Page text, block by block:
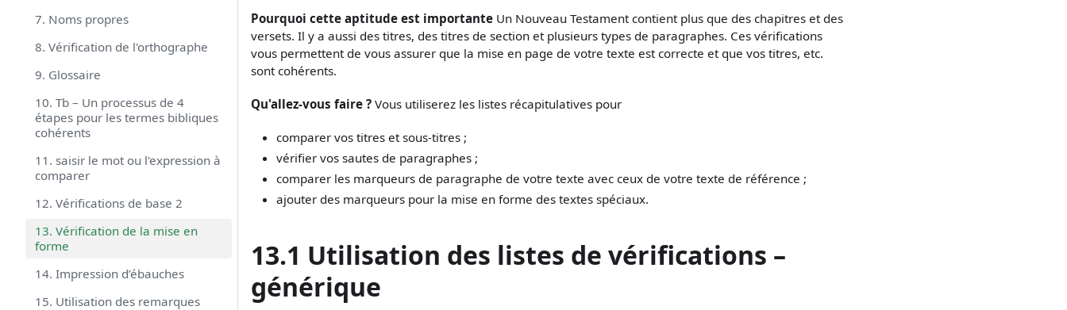
7. Noms propres
8. Vérification de l'orthographe
9. Glossaire
10. Tb – Un processus de 4
étapes pour les termes bibliques
cohérents
11. saisir le mot ou l'expression à
comparer
12. Vérifications de base 2
13. Vérification de la mise en
forme
14. Impression d’ébauches
15. Utilisation des remarques
Pourquoi cette aptitude est importante Un Nouveau Testament contient plus que des chapitres et des
versets. Il y a aussi des titres, des titres de section et plusieurs types de paragraphes. Ces vérifications
vous permettent de vous assurer que la mise en page de votre texte est correcte et que vos titres, etc.
sont cohérents.
Qu'allez-vous faire ? Vous utiliserez les listes récapitulatives pour
comparer vos titres et sous-titres ;
vérifier vos sautes de paragraphes ;
comparer les marqueurs de paragraphe de votre texte avec ceux de votre texte de référence ;
ajouter des marqueurs pour la mise en forme des textes spéciaux.
13.1 Utilisation des listes de vérifications –
générique